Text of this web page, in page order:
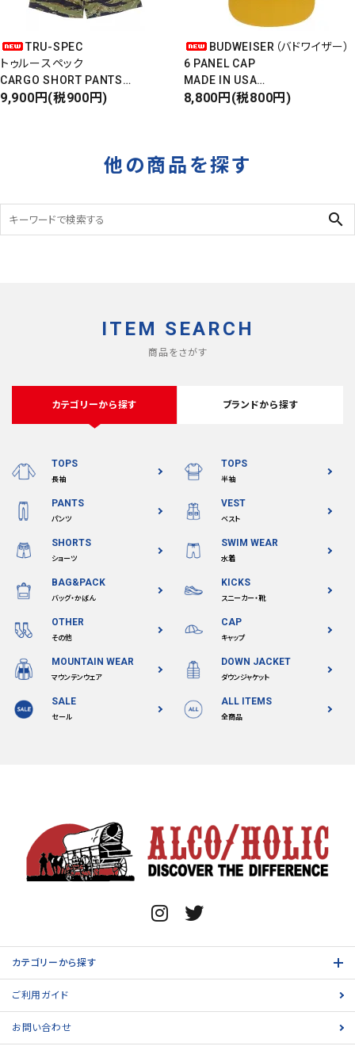
TRU-SPEC
トゥルースペック
CARGO SHORT PANTS
カーゴショートパンツ
9,900円(税900円)
BUDWEISER（バドワイザー）
6 PANEL CAP
MADE IN USA
Front Design
8,800円(税800円)
他の商品を探す
search
ITEM SEARCH
商品をさがす
カテゴリーから探す ブランドから探す
TOPS
長袖
TOPS
半袖
PANTS
パンツ
VEST
ベスト
SHORTS
ショーツ
SWIM WEAR
水着
BAG&PACK
バッグ・かばん
KICKS
スニーカー・靴
OTHER
その他
CAP
キャップ
MOUNTAIN WEAR
マウンテンウェア
DOWN JACKET
ダウンジャケット
SALE
セール
ALL ITEMS
全商品
カテゴリーから探す
ご利用ガイド
お問い合わせ